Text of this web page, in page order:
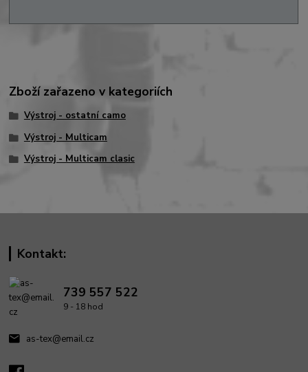
Zboží zařazeno v kategoriích
Výstroj - ostatní camo
Výstroj - Multicam
Výstroj - Multicam clasic
Kontakt:
739 557 522
9 - 18 hod
as-tex@email.cz